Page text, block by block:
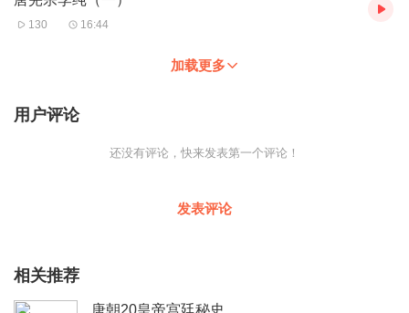
130 16:44
加载更多
用户评论
还没有评论，快来发表第一个评论！
发表评论
相关推荐
唐朝20皇帝宫廷秘史